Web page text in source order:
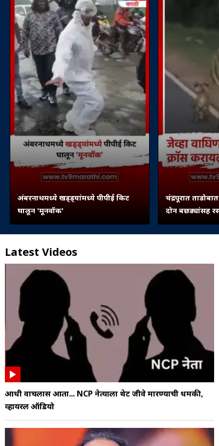
अंबरनाथमध्ये खड्ड्यांमध्ये पीपीई किट
घालून 'मूनवॉक'
चंद्रपूरात
दोन बछड्यांसह
Latest Videos
आधी वाचलास आता... NCP नेत्याला थेट जीवे मारण्याची धमकी,
व्हायरल ऑडियो